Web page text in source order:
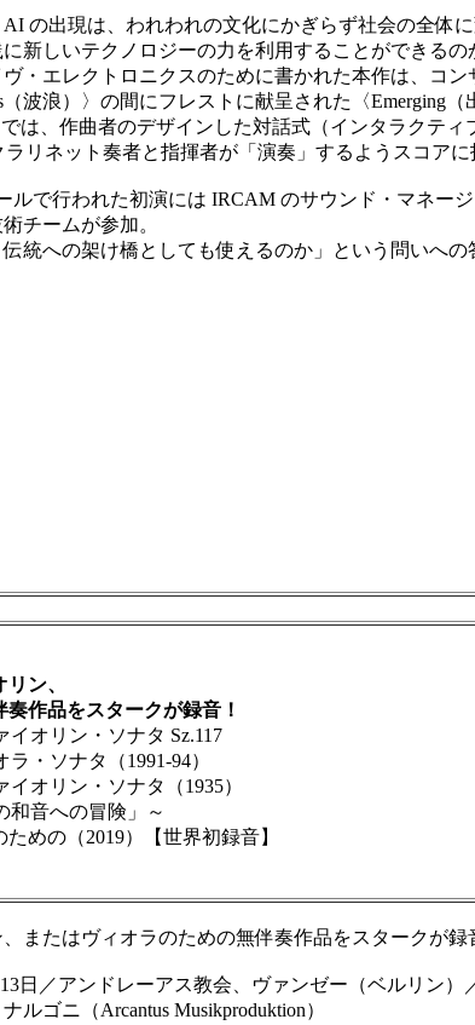
の出現は、われわれの文化にかぎらず社会の全体
新しいテクノロジーの力を利用することができるの
エレクトロニクスのために書かれた本作は、コン
波浪）〉の間にフレストに献呈された〈Emerging（
、作曲者のデザインした対話式（インタラクティ
リネット奏者と指揮者が「演奏」するようスコアに
で行われた初演には IRCAM のサウンド・マネー
チームが参加。
への架け橋としても使えるのか」という問いへの
ン、
作品をスタークが録音！
オリン・ソナタ Sz.117
・ソナタ（1991-94）
オリン・ソナタ（1935）
音への冒険」～
（2019）【世界初録音】
たはヴィオラのための無伴奏作品をスタークが録
日／アンドレーアス教会、ヴァンゼー（ベルリン）
ゴニ（Arcantus Musikproduktion）